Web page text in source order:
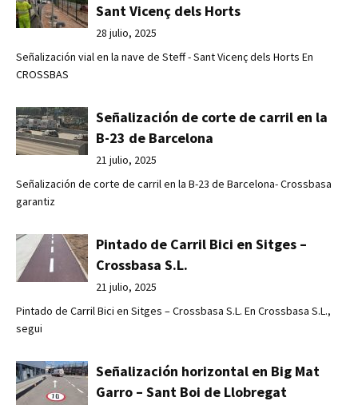
Sant Vicenç dels Horts
28 julio, 2025
Señalización vial en la nave de Steff - Sant Vicenç dels Horts En
CROSSBAS
Señalización de corte de carril en la
B-23 de Barcelona
21 julio, 2025
Señalización de corte de carril en la B-23 de Barcelona- Crossbasa
garantiz
Pintado de Carril Bici en Sitges –
Crossbasa S.L.
21 julio, 2025
Pintado de Carril Bici en Sitges – Crossbasa S.L. En Crossbasa S.L.,
segui
Señalización horizontal en Big Mat
Garro – Sant Boi de Llobregat